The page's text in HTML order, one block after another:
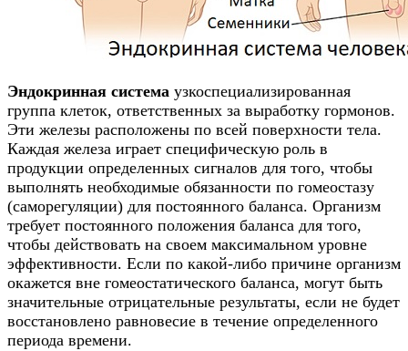
Эндокринная система узкоспециализированная
группа клеток, ответственных за выработку гормонов.
Эти железы расположены по всей поверхности тела.
Каждая железа играет специфическую роль в
продукции определенных сигналов для того, чтобы
выполнять необходимые обязанности по гомеостазу
(саморегуляции) для постоянного баланса. Организм
требует постоянного положения баланса для того,
чтобы действовать на своем максимальном уровне
эффективности. Если по какой-либо причине организм
окажется вне гомеостатического баланса, могут быть
значительные отрицательные результаты, если не будет
восстановлено равновесие в течение определенного
периода времени.